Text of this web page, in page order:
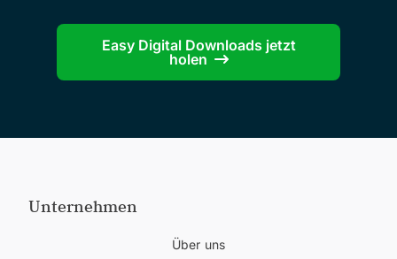
Easy Digital Downloads jetzt
holen
Unternehmen
Über uns